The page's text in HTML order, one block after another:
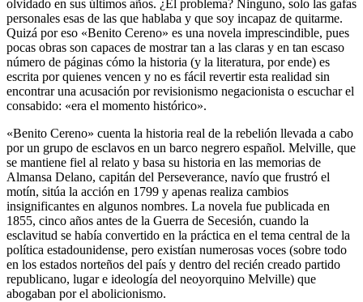
olvidado en sus últimos años. ¿El problema? Ninguno, solo las gafas
personales esas de las que hablaba y que soy incapaz de quitarme.
Quizá por eso «Benito Cereno» es una novela imprescindible, pues
pocas obras son capaces de mostrar tan a las claras y en tan escaso
número de páginas cómo la historia (y la literatura, por ende) es
escrita por quienes vencen y no es fácil revertir esta realidad sin
encontrar una acusación por revisionismo negacionista o escuchar el
consabido: «era el momento histórico».
«Benito Cereno» cuenta la historia real de la rebelión llevada a cabo
por un grupo de esclavos en un barco negrero español. Melville, que
se mantiene fiel al relato y basa su historia en las memorias de
Almansa Delano, capitán del Perseverance, navío que frustró el
motín, sitúa la acción en 1799 y apenas realiza cambios
insignificantes en algunos nombres. La novela fue publicada en
1855, cinco años antes de la Guerra de Secesión, cuando la
esclavitud se había convertido en la práctica en el tema central de la
política estadounidense, pero existían numerosas voces (sobre todo
en los estados norteños del país y dentro del recién creado partido
republicano, lugar e ideología del neoyorquino Melville) que
abogaban por el abolicionismo.